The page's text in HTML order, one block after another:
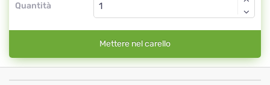
Quantità
Mettere nel carello